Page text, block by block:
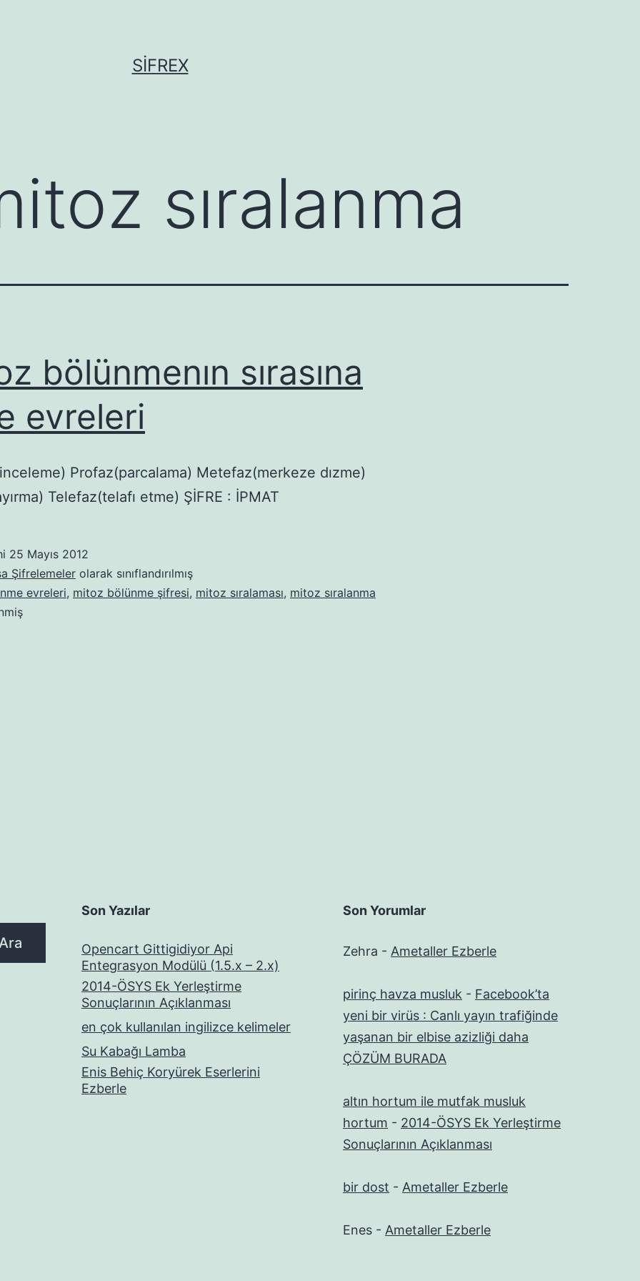
SIFREX
sıralanma
bölünmenın sırasına
evreleri
Profaz(parcalama) Metefaz(merkeze dızme)
Telefaz(telafı etme) ŞİFRE : İPMAT
25 Mayıs 2012
Şifrelemeler olarak sınıflandırılmış
evreleri, mitoz bölünme şifresi, mitoz sıralaması, mitoz sıralanma
Son Yazılar
Opencart Gittigidiyor Api
Entegrasyon Modülü (1.5.x – 2.x)
2014-ÖSYS Ek Yerleştirme
Sonuçlarının Açıklanması
en çok kullanılan ingilizce kelimeler
Su Kabağı Lamba
Enis Behiç Koryürek Eserlerini
Ezberle
Son Yorumlar
Zehra - Ametaller Ezberle
pirinç havza musluk - Facebook’ta
yeni bir virüs : Canlı yayın trafiğinde
yaşanan bir elbise azizliği daha
ÇÖZÜM BURADA
altın hortum ile mutfak musluk
hortum - 2014-ÖSYS Ek Yerleştirme
Sonuçlarının Açıklanması
bir dost - Ametaller Ezberle
Enes - Ametaller Ezberle